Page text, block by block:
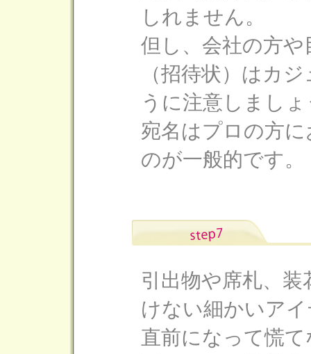
しれません。
但し、会社の方
（招待状）はカ
うに注意しまし
宛名はプロの方
のが一般的です。
引出物や席札、
けない細かいア
直前になって慌